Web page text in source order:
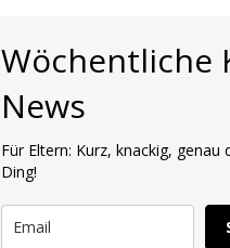
Wöchentliche
News
Für Eltern: Kurz, knackig, genau
Ding!